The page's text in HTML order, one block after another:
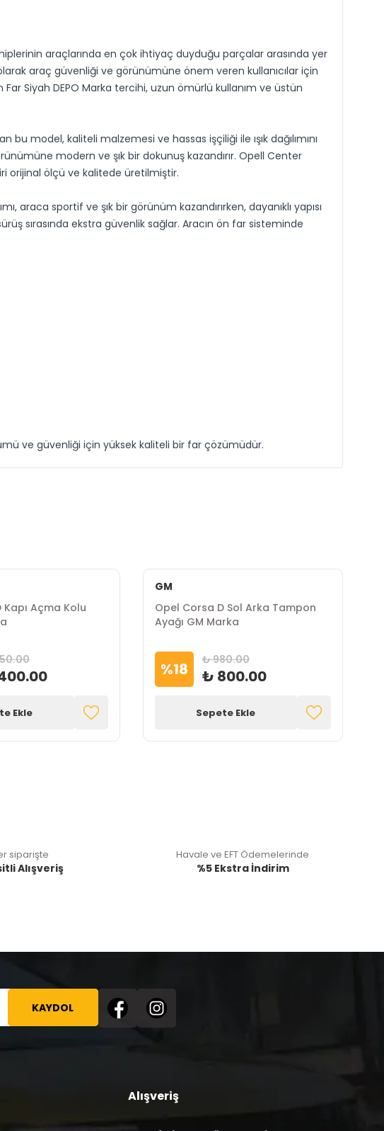
araçlarında en çok ihtiyaç duyduğu parçalar arasında yer
araç güvenliği ve görünümüne önem veren kullanıcılar için
Siyah DEPO Marka tercihi, uzun ömürlü kullanım ve üstün
model, kaliteli malzemesi ve hassas işçiliği ile ışık dağılımını
modern ve şık bir dokunuş kazandırır. Opell Center
orijinal ölçü ve kalitede üretilmiştir.
sportif ve şık bir görünüm kazandırırken, dayanıklı yapısı
sırasında ekstra güvenlik sağlar. Aracın ön far sisteminde
ve güvenliği için yüksek kaliteli bir far çözümüdür.
Açma Kolu
Ekle
GM
Opel Corsa D Sol Arka Tampon
Ayağı GM Marka
%18 ₺ 980.00
₺ 800.00
Sepete Ekle
siparişte
Alışveriş
Havale ve EFT Ödemelerinde
%5 Ekstra İndirim
KAYDOL
Alışveriş